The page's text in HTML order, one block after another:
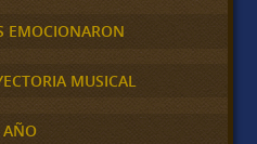
EMOCIONARON
MUSICAL
AÑO